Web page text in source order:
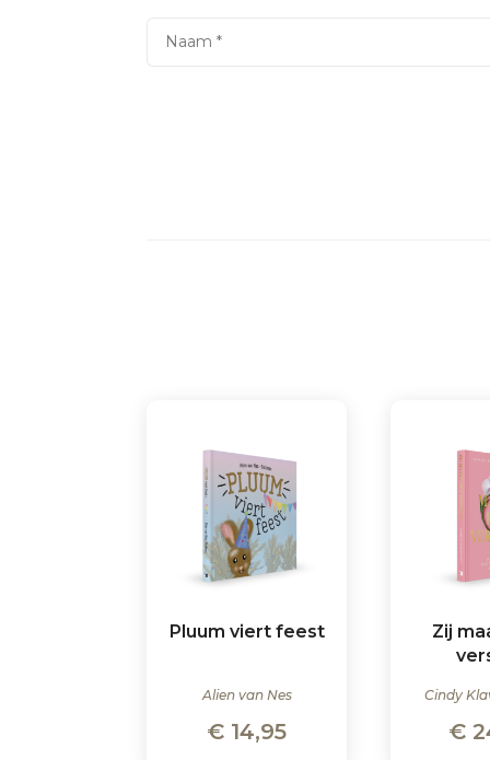
Pluum viert feest
Alien van Nes
€ 14,95
Zij
Cindy
€